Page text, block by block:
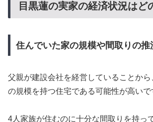
目黒蓮の実家の経済状況はど
住んでいた家の規模や間取りの推
父親が建設会社を経営していることか
の規模を持つ住宅である可能性が高いで
4人家族が住むのに十分な間取りを持っ